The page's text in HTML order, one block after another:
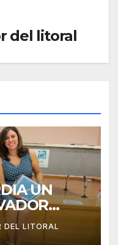
del litoral
UN
LA
DEL LITORAL